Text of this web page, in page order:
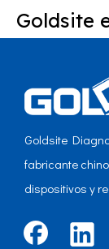
Goldsite
Goldsite
fabricante
dispositivos y